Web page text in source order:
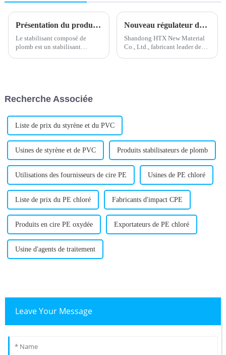
Présentation du produit stabilisateur de plomb composé
Le stabilisant composé de
plomb est un stabilisant
métalliques. Il présente
Nouveau régulateur de mousse PVC développé pour une production améliorée
Shandong HTX New Material
Co., Ltd., fabricant leader de
Recherche Associée
Liste de prix du styrène et du PVC
Usines de styrène et de PVC Produits stabilisateurs de plomb
Utilisations des fournisseurs de cire PE Usines de PE chloré
Liste de prix du PE chloré Fabricants d'impact CPE
Produits en cire PE oxydée Exportateurs de PE chloré
Usine d'agents de traitement
Leave Your Message